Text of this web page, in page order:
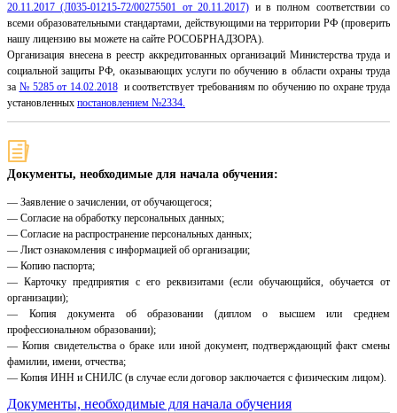
20.11.2017 (Л035-01215-72/00275501 от 20.11.2017) и в полном соответствии со
всеми образовательными стандартами, действующими на территории РФ (проверить
нашу лицензию вы можете на сайте РОСОБРНАДЗОРА).
Организация внесена в реестр аккредитованных организаций Министерства труда и
социальной защиты РФ, оказывающих услуги по обучению в области охраны труда
за № 5285 от 14.02.2018и соответствует требованиям по обучению по охране труда
установленных постановлением №2334.
Документы, необходимые для начала обучения:
— Заявление о зачислении, от обучающегося;
— Согласие на обработку персональных данных;
— Согласие на распространение персональных данных;
— Лист ознакомления с информацией об организации;
— Копию паспорта;
— Карточку предприятия с его реквизитами (если обучающийся, обучается от
организации);
— Копия документа об образовании (диплом о высшем или среднем
профессиональном образовании);
— Копия свидетельства о браке или иной документ, подтверждающий факт смены
фамилии, имени, отчества;
— Копия ИНН и СНИЛС (в случае если договор заключается с физическим лицом).
Документы, необходимые для начала обучения